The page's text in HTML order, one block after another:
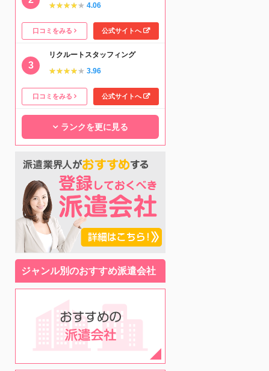
★★★★★
★★★★★ 4.06
口コミをみる 公式サイトへ
リクルートスタッフィング
★★★★★
★★★★★ 3.96
口コミをみる 公式サイトへ
ランクを更に見る
ジャンル別のおすすめ派遣会社